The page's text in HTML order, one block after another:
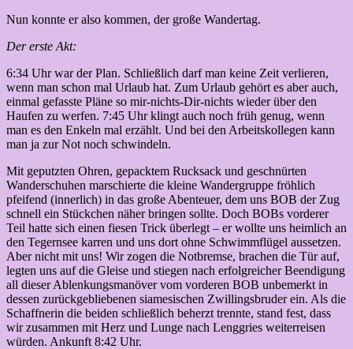
Nun konnte er also kommen, der große Wandertag.
Der erste Akt:
6:34 Uhr war der Plan. Schließlich darf man keine Zeit verlieren,
wenn man schon mal Urlaub hat. Zum Urlaub gehört es aber auch,
einmal gefasste Pläne so mir-nichts-Dir-nichts wieder über den
Haufen zu werfen. 7:45 Uhr klingt auch noch früh genug, wenn
man es den Enkeln mal erzählt. Und bei den Arbeitskollegen kann
man ja zur Not noch schwindeln.
Mit geputzten Ohren, gepacktem Rucksack und geschnürten
Wanderschuhen marschierte die kleine Wandergruppe fröhlich
pfeifend (innerlich) in das große Abenteuer, dem uns BOB der Zug
schnell ein Stückchen näher bringen sollte. Doch BOBs vorderer
Teil hatte sich einen fiesen Trick überlegt – er wollte uns heimlich an
den Tegernsee karren und uns dort ohne Schwimmflügel aussetzen.
Aber nicht mit uns! Wir zogen die Notbremse, brachen die Tür auf,
legten uns auf die Gleise und stiegen nach erfolgreicher Beendigung
all dieser Ablenkungsmanöver vom vorderen BOB unbemerkt in
dessen zurückgebliebenen siamesischen Zwillingsbruder ein. Als die
Schaffnerin die beiden schließlich beherzt trennte, stand fest, dass
wir zusammen mit Herz und Lunge nach Lenggries weiterreisen
würden. Ankunft 8:42 Uhr.